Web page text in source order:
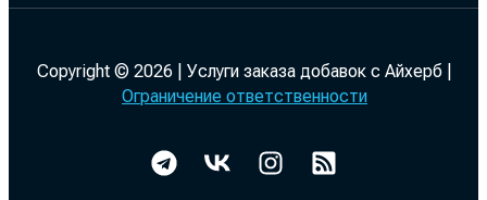
Copyright © 2026 | Услуги заказа добавок с Айхерб |
Ограничение ответственности